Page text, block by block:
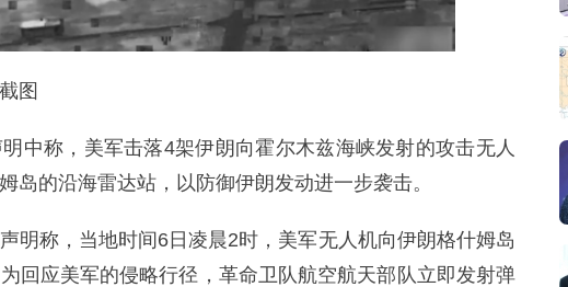
图
中称，美军击落4架伊朗向霍尔木兹海峡发射的攻击无人
岛的沿海雷达站，以防御伊朗发动进一步袭击。
明称，当地时间6日凌晨2时，美军无人机向伊朗格什姆岛
回应美军的侵略行径，革命卫队航空航天部队立即发射弹